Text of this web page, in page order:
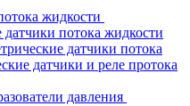
жидкости
потока жидкости
датчики потока
датчики и реле протока
давления